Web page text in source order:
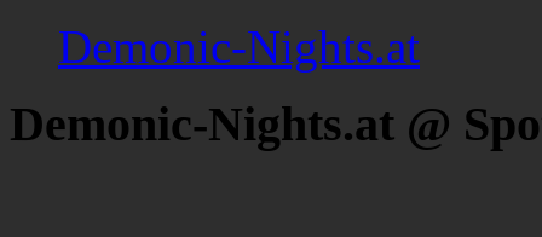
Demonic-Nights.at
Demonic-Nights.at @